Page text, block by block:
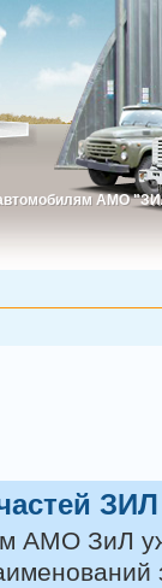
АМО
АМО
ЗИЛ
АМО ЗиЛ